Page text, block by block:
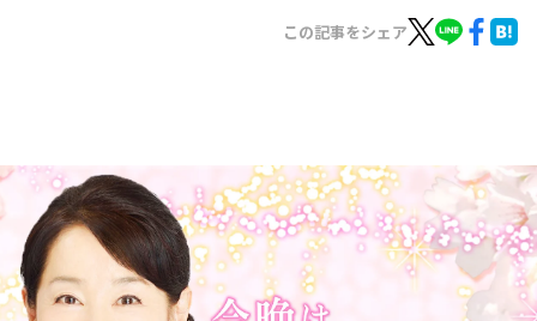
TBS Podcast
お知らせ
イベント・グッズ
YouTube
会社情報
この記事をシェア